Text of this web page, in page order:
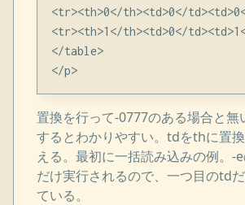
<tr><th>0</th><td>0</
<tr><th>1</th><td>0</
</table>
</p>
置換を行って-0777のある場合と無
するとわかりやすい。tdをthに置
える。最初に一括読み込みの例。-
だけ実行されるので、一つ目のtd
ている。